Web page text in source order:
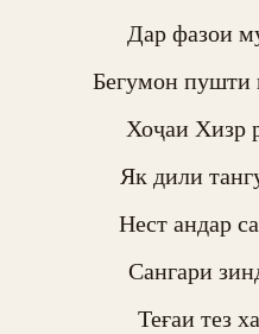
Дар фазои
Бегумон пушти
Хоҷаи Хизр
Як дили
Нест андар
Сангари
Теғаи тез